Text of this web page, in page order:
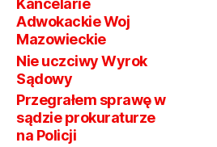
Kancelarie
Adwokackie Woj
Mazowieckie
Nie uczciwy Wyrok
Sądowy
Przegrałem sprawę w
sądzie prokuraturze
na Policji